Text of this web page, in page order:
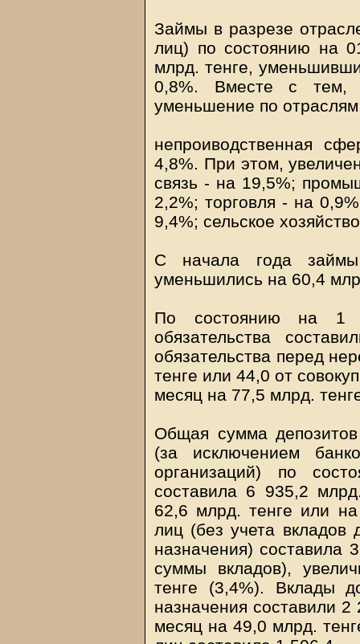
Займы в разрезе
лиц) по состоянию на
млрд. тенге,
0,8%. Вместе с тем,
уменьшение по
непроиводственная
4,8%. При этом,
связь - на 19,5%;
2,2%; торговля - на
9,4%; сельское
С начала года займы
уменьшились на 60,4
По состоянию на 1
обязательства
обязательства перед
тенге или 44,0 от
месяц на 77,5 млрд.
Общая сумма
(за исключением
организаций) по
составила 6 935,2
62,6 млрд. тенге или
лиц (без учета вкладов
назначения) составила
суммы вкладов),
тенге (3,4%). Вклады
назначения составили
месяц на 49,0 млрд.